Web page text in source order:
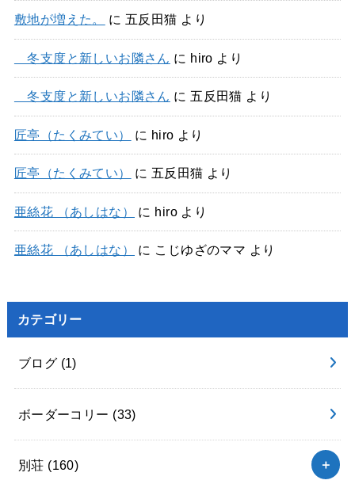
敷地が増えた。 に 五反田猫 より
冬支度と新しいお隣さん に hiro より
冬支度と新しいお隣さん に 五反田猫 より
匠亭（たくみてい） に hiro より
匠亭（たくみてい） に 五反田猫 より
亜絲花 （あしはな） に hiroより
亜絲花 （あしはな） に こじゆざのママ より
カテゴリー
ブログ (1)
ボーダーコリー (33)
別荘 (160)